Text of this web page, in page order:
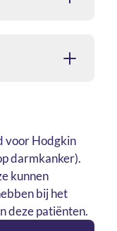
voor Hodgkin
darmkanker).
kunnen
bij het
deze patiënten.